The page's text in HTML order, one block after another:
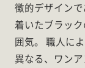
徴的デザイン
着いたブラッ
囲気。 職人に
異なる、ワン